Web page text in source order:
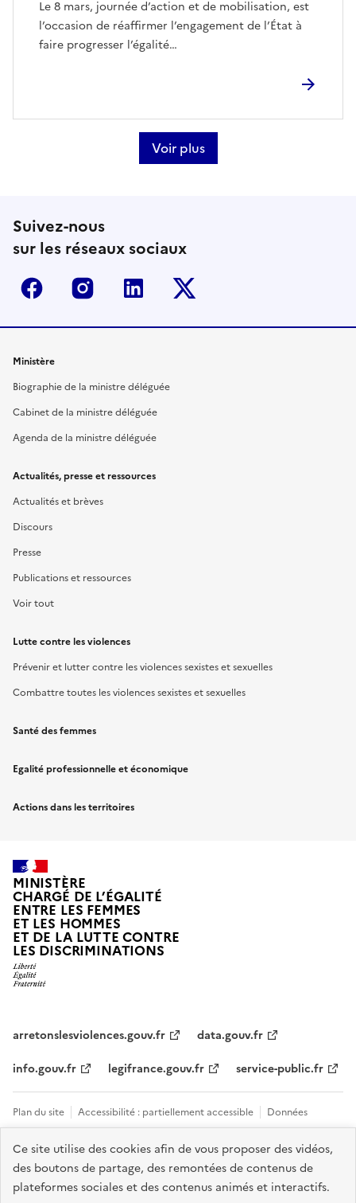
Ce site utilise des cookies afin de vous proposer des vidéos,
des boutons de partage, des remontées de contenus de
plateformes sociales et des contenus animés et interactifs.
Le 8 mars, journée d’action et de mobilisation, est
l’occasion de réaffirmer l’engagement de l’État à
faire progresser l’égalité…
Voir plus
Suivez-nous
sur les réseaux sociaux
Facebook InstagramLinkedin
Ministère
Biographie de la ministre déléguée
Cabinet de la ministre déléguée
Agenda de la ministre déléguée
Actualités, presse et ressources
Actualités et brèves
Discours
Presse
Publications et ressources
Voir tout
Lutte contre les violences
Prévenir et lutter contre les violences sexistes et sexuelles
Combattre toutes les violences sexistes et sexuelles
Santé des femmes
Egalité professionnelle et économique
Actions dans les territoires
MINISTÈRE
CHARGÉ DE L’ÉGALITÉ
ENTRE LES FEMMES
ET LES HOMMES
ET DE LA LUTTE CONTRE
LES DISCRIMINATIONS
arretonslesviolences.gouv.fr
data.gouv.fr
info.gouv.fr
legifrance.gouv.fr service-public.fr
Plan du site Accessibilité : partiellement accessible
Données
personnelles et cookies
Mentions légales
Tous les contacts et sites
utiles
Gestion des cookies